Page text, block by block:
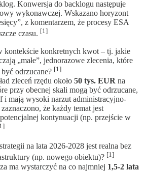
Konwersja do backlogu następuje
wykonawczej. Wskazano horyzont
z komentarzem, że procesy ESA
czasu. [1]
kontekście konkretnych kwot – tj. jakie
„małe”, jednorazowe zlecenia, które
odrzucane? [1]
zleceń rzędu około 50 tys. EUR na
przy obecnej skali mogą być odrzucane,
i mają wysoki narzut administracyjno-
że każdy temat jest
kontynuacji (np. przejście w
na lata 2026-2028 jest realna bez
(np. nowego obiektu)? [1]
ma wystarczyć na co najmniej 1,5-2 lata